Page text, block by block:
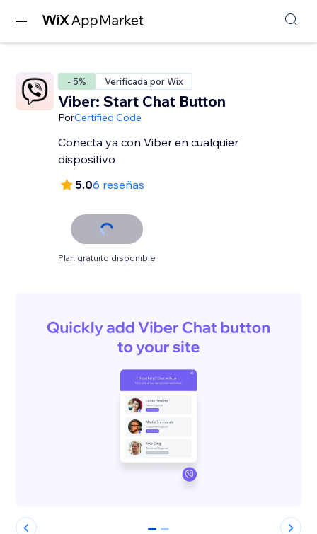
- 5% Verificada por Wix
Viber: Start Chat Button
PorCertified Code
Conecta ya con Viber en cualquier
dispositivo
5.06 reseñas
Plan gratuito disponible